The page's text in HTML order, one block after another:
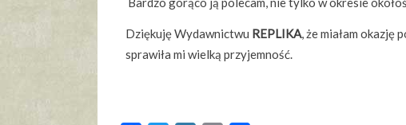
Dziękuję Wydawnictwu REPLIKA, że miałam okazję
sprawiła mi wielką przyjemność.